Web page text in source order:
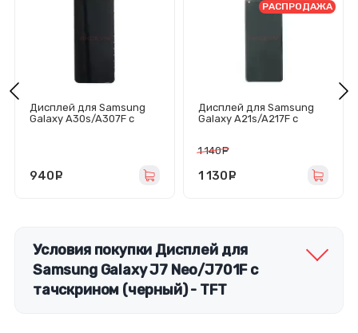
Дисплей для Samsung
Galaxy A30s/A307F с
940
Дисплей для Samsung
Galaxy A21s/A217F с
РАСПРОДАЖА
1 140
1 130
Условия покупки Дисплей для
Samsung Galaxy J7 Neo/J701F с
тачскрином (черный) - TFT